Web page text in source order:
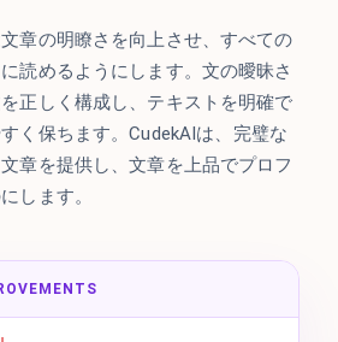
章の明瞭さを向上させ、すべての
読めるようにします。文の曖昧さ
正しく構成し、テキストを明確で
く保ちます。CudekAIは、完璧な
章を提供し、文章を上品でプロフ
します。